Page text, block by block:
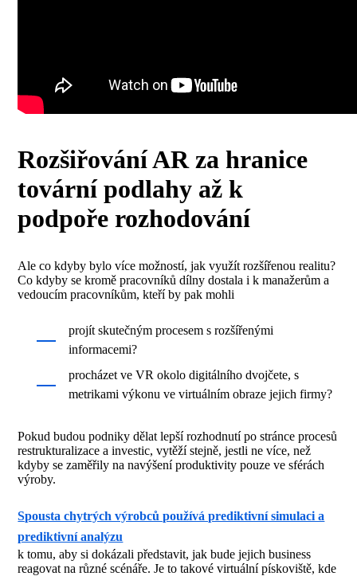
Rozšiřování AR za hranice
tovární podlahy až k
podpoře rozhodování
Ale co kdyby bylo více možností, jak využít rozšířenou realitu?
Co kdyby se kromě pracovníků dílny dostala i k manažerům a
vedoucím pracovníkům, kteří by pak mohli
projít skutečným procesem s rozšířenými
informacemi?
procházet ve VR okolo digitálního dvojčete, s
metrikami výkonu ve virtuálním obraze jejich firmy?
Pokud budou podniky dělat lepší rozhodnutí po stránce procesů
restrukturalizace a investic, vytěží stejně, jestli ne více, než
kdyby se zaměřily na navýšení produktivity pouze ve sférách
výroby.
Spousta chytrých výrobců používá prediktivní simulaci a
prediktivní analýzu
k tomu, aby si dokázali představit, jak bude jejich business
reagovat na různé scénáře. Je to takové virtuální pískoviště, kde